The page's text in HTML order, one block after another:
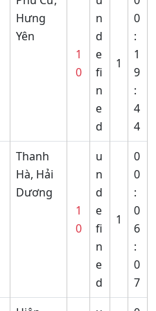
Hưng
Yên
1
0
n
d
e
fi
n
e
d
1
0
:
1
9
:
4
4
Thanh
Hà, Hải
Dương
1
0
u
n
d
e
fi
n
e
d
1
0
0
:
0
6
:
0
7